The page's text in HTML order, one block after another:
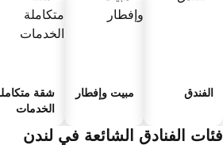
الفندق مبيت وإفطار
شقة متكاملة
الخدمات
الفنادق الشائعة في لندن